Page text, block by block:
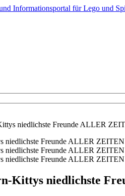
niedlichste Freunde ALLER
Kittys niedlichste